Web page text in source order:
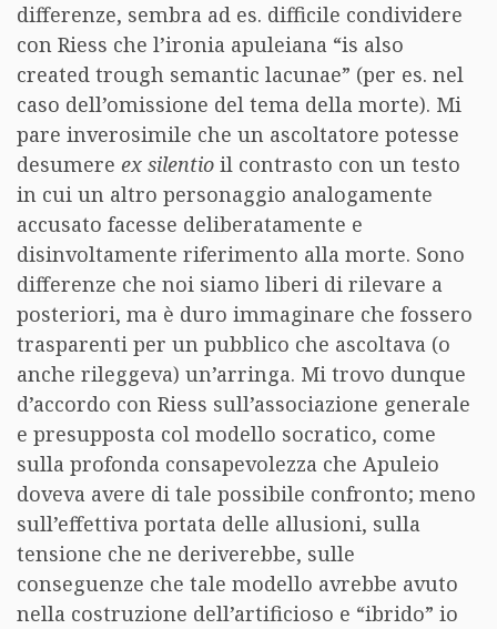
differenze, sembra ad es. difficile condividere
con Riess che l’ironia apuleiana “is also
created trough semantic lacunae” (per es. nel
caso dell’omissione del tema della morte). Mi
pare inverosimile che un ascoltatore potesse
desumere ex silentio il contrasto con un testo
in cui un altro personaggio analogamente
accusato facesse deliberatamente e
disinvoltamente riferimento alla morte. Sono
differenze che noi siamo liberi di rilevare a
posteriori, ma è duro immaginare che fossero
trasparenti per un pubblico che ascoltava (o
anche rileggeva) un’arringa. Mi trovo dunque
d’accordo con Riess sull’associazione generale
e presupposta col modello socratico, come
sulla profonda consapevolezza che Apuleio
doveva avere di tale possibile confronto; meno
sull’effettiva portata delle allusioni, sulla
tensione che ne deriverebbe, sulle
conseguenze che tale modello avrebbe avuto
nella costruzione dell’artificioso e “ibrido” io